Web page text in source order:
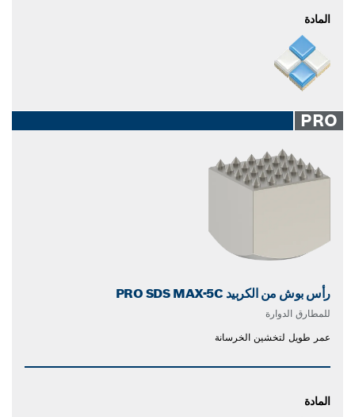
المادة
PRO
رأس بوش من الكربيد PRO SDS MAX-5C
للمطارق الدوارة
عمر طويل لتخشين الخرسانة
المادة